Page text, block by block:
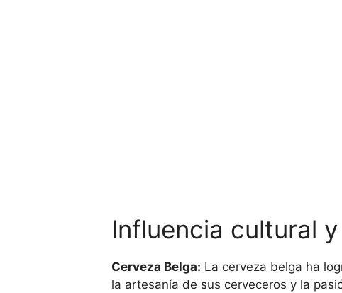
Influencia cultural
Cerveza Belga: La cerveza belga ha
la artesanía de sus cerveceros y la